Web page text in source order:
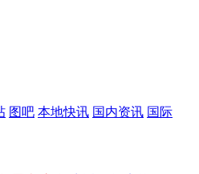
图吧 本地快讯 国内资讯 国际